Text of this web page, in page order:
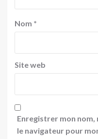
Nom *
Site web
Enregistrer mon nom,
le navigateur pour